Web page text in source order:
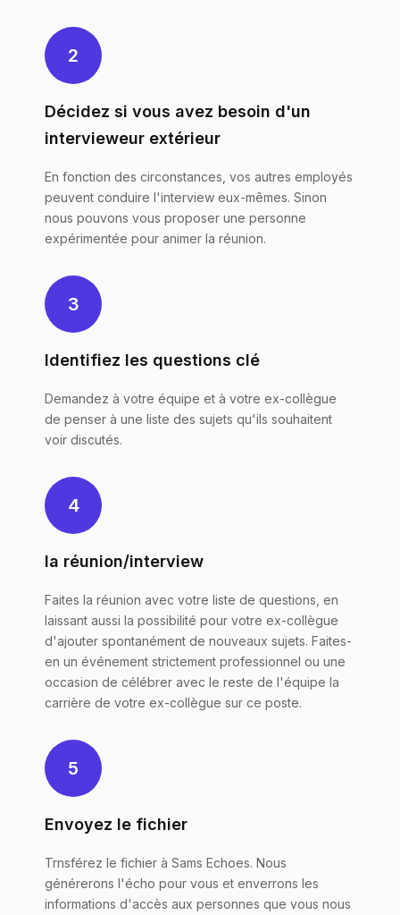
2
Décidez si vous avez besoin d'un
intervieweur extérieur
En fonction des circonstances, vos autres employés
peuvent conduire l'interview eux-mêmes. Sinon
nous pouvons vous proposer une personne
expérimentée pour animer la réunion.
3
Identifiez les questions clé
Demandez à votre équipe et à votre ex-collègue
de penser à une liste des sujets qu'ils souhaitent
voir discutés.
4
la réunion/interview
Faites la réunion avec votre liste de questions, en
laissant aussi la possibilité pour votre ex-collègue
d'ajouter spontanément de nouveaux sujets. Faites-
en un événement strictement professionnel ou une
occasion de célébrer avec le reste de l'équipe la
carrière de votre ex-collègue sur ce poste.
5
Envoyez le fichier
Trnsférez le fichier à Sams Echoes. Nous
générerons l'écho pour vous et enverrons les
informations d'accès aux personnes que vous nous